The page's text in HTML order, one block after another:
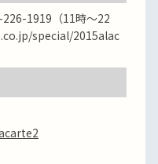
1919（11時～22
special/2015alac